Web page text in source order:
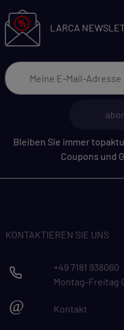
LARCA
Bleiben Sie immer
Coupons und
KONTAKTIEREN SIE UNS
+49 7181 938060
Montag-Freitag
@ Kontakt